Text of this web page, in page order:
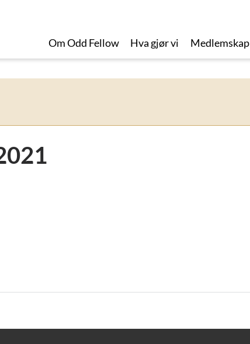
Om Odd Fellow Hva gjør vi Medlemskap